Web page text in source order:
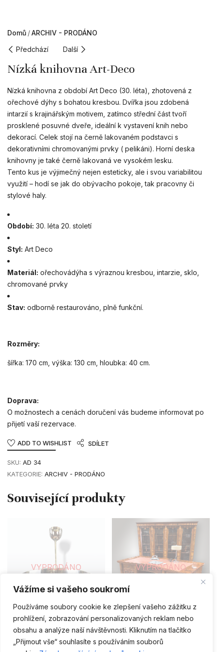
Vážíme si vašeho soukromí
Používáme soubory cookie ke zlepšení vašeho zážitku z
prohlížení, zobrazování personalizovaných reklam nebo
obsahu a analýze naší návštěvnosti. Kliknutím na tlačítko
„Přijmout vše“ souhlasíte s používáním souborů
Domů
ARCHIV - PRODÁNO
Předchází
Další
Nízká knihovna Art-Deco
Nízká knihovna z období Art Deco (30. léta), zhotovená z
ořechové dýhy s bohatou kresbou. Dvířka jsou zdobená
intarzií s krajinářským motivem, zatímco střední část tvoří
prosklené posuvné dveře, ideální k vystavení knih nebo
dekorací. Celek stojí na černě lakovaném podstavci s
dekorativními chromovanými prvky ( pelikáni). Horní deska
knihovny je také černě lakovaná ve vysokém lesku.
Tento kus je výjimečný nejen esteticky, ale i svou variabilitou
využití – hodí se jak do obývacího pokoje, tak pracovny či
stylové haly.
Období: 30. léta 20. století
Styl: Art Deco
Materiál: ořechovádýha s výraznou kresbou, intarzie, sklo,
chromované prvky
Stav: odborně restaurováno, plně funkční.
Rozměry:
šířka: 170 cm, výška: 130 cm, hloubka: 40 cm.
Doprava:
O možnostech a cenách doručení vás budeme informovat po
přijetí vaší rezervace.
ADD TO WISHLIST SDÍLET
SKU: AD 34
KATEGORIE: ARCHIV - PRODÁNO
VYPRODÁNO
ARCHIV - PRODÁNO
Lustr Napako / Josef Hůrka
VYPRODÁNO
ARCHIV - PRODÁNO
Pracovna Art-Deco